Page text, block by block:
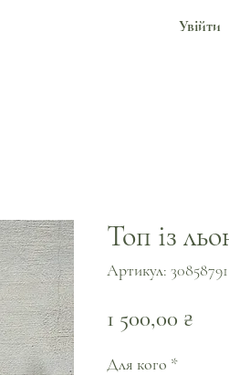
Увійти
Топ із
Артикул: 30858791
1 500,00 ₴
Для кого *